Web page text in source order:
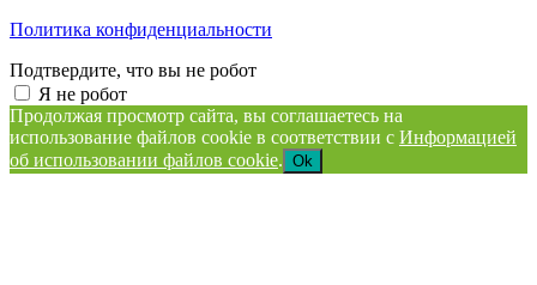
Политика конфиденциальности
Подтвердите, что вы не робот
Я не робот
Продолжая просмотр сайта, вы соглашаетесь на
использование файлов cookie в соответствии с Информацией
об использовании файлов cookie. Ok